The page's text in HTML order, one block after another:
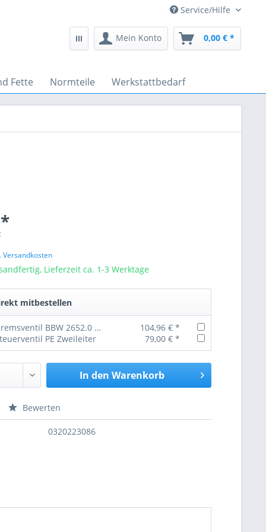
Service/Hilfe
Mein Konto 0,00 € *
Fette Normteile Werkstattbedarf
Versandkosten
Lieferzeit ca. 1-3 Werktage
mitbestellen
Anhängerbremsventil BBW 2652.0 Einleiter Neu
104,96 € *
PE Zweileiter
79,00 € *
In den Warenkorb
Bewerten
0320223086